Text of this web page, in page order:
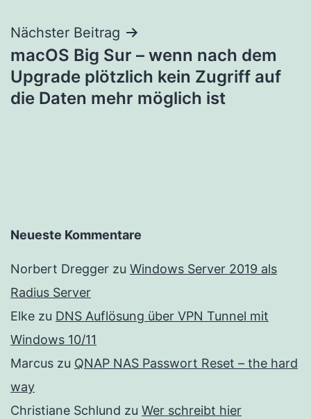
Nächster Beitrag
macOS Big Sur – wenn nach dem
Upgrade plötzlich kein Zugriff auf
die Daten mehr möglich ist
Neueste Kommentare
Norbert Dregger zu Windows Server 2019 als
Radius Server
Elke zu DNS Auflösung über VPN Tunnel mit
Windows 10/11
Marcus zu QNAP NAS Passwort Reset – the hard
way
Christiane Schlund zu Wer schreibt hier